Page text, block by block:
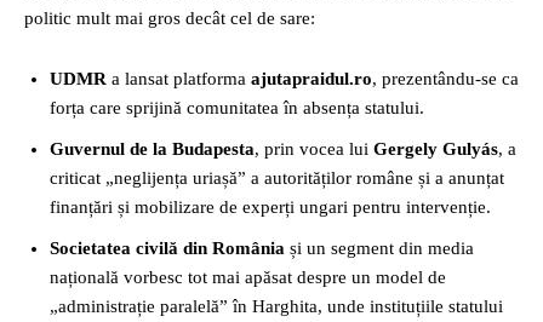
politic mult mai gros decât cel de sare:
UDMR a lansat platforma ajutapraidul.ro, prezentându-se ca
forța care sprijină comunitatea în absența statului.
Guvernul de la Budapesta, prin vocea lui Gergely Gulyás, a
criticat „neglijența uriașă” a autorităților române și a anunțat
finanțări și mobilizare de experți ungari pentru intervenție.
Societatea civilă din România și un segment din media
națională vorbesc tot mai apăsat despre un model de
„administrație paralelă” în Harghita, unde instituțiile statului